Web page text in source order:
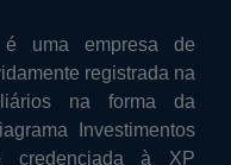
uma empresa de
registrada na
na forma da
Investimentos
credenciada à XP